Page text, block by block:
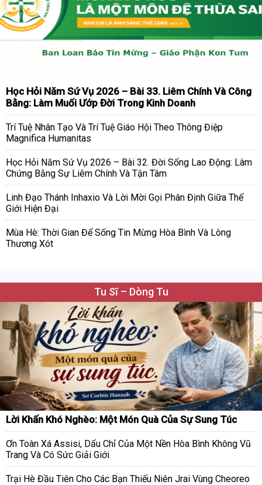
Học Hỏi Năm Sứ Vụ 2026 – Bài 33. Liêm Chính Và Công
Bằng: Làm Muối Ướp Đời Trong Kinh Doanh
Trí Tuệ Nhân Tạo Và Trí Tuệ Giáo Hội Theo Thông Điệp
Magnifica Humanitas
Học Hỏi Năm Sứ Vụ 2026 – Bài 32. Đời Sống Lao Động: Làm
Chứng Bằng Sự Liêm Chính Và Tận Tâm
Linh Đạo Thánh Inhaxio Và Lời Mời Gọi Phân Định Giữa Thế
Giới Hiện Đại
Mùa Hè: Thời Gian Để Sống Tin Mừng Hòa Bình Và Lòng
Thương Xót
Tu Sĩ – Dòng Tu
Lời Khấn Khó Nghèo: Một Món Quà Của Sự Sung Túc
Ơn Toàn Xá Assisi, Dấu Chỉ Của Một Nền Hòa Bình Không Vũ
Trang Và Có Sức Giải Giới
Trại Hè Đầu Tiên Cho Các Bạn Thiếu Niên Jrai Vùng Cheoreo